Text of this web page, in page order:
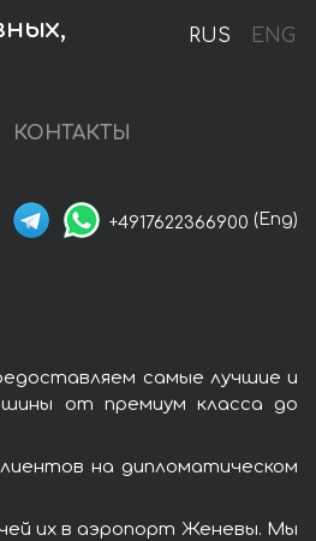
RUS ENG
КОНТАКТЫ
+4917622366900 (Eng)
самые лучшие и
от премиум класса до
на дипломатическом
их в аэропорт Женевы. Мы